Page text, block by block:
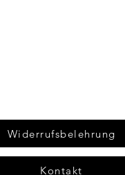
Widerrufsbelehrung
Kontakt